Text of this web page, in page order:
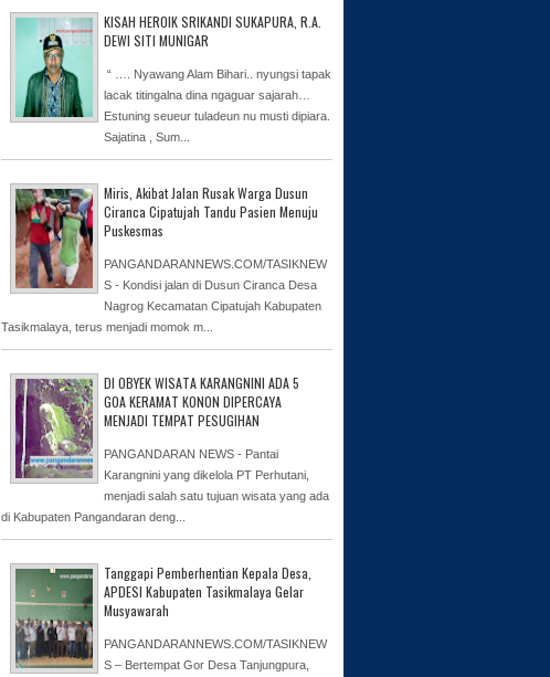
KISAH HEROIK SRIKANDI SUKAPURA, R.A.
DEWI SITI MUNIGAR
“ …. Nyawang Alam Bihari.. nyungsi tapak
lacak titingalna dina ngaguar sajarah…
Estuning seueur tuladeun nu musti dipiara.
Sajatina , Sum...
Miris, Akibat Jalan Rusak Warga Dusun
Ciranca Cipatujah Tandu Pasien Menuju
Puskesmas
PANGANDARANNEWS.COM/TASIKNEW
S - Kondisi jalan di Dusun Ciranca Desa
Nagrog Kecamatan Cipatujah Kabupaten
Tasikmalaya, terus menjadi momok m...
DI OBYEK WISATA KARANGNINI ADA 5
GOA KERAMAT KONON DIPERCAYA
MENJADI TEMPAT PESUGIHAN
PANGANDARAN NEWS - Pantai
Karangnini yang dikelola PT Perhutani,
menjadi salah satu tujuan wisata yang ada
di Kabupaten Pangandaran deng...
Tanggapi Pemberhentian Kepala Desa,
APDESI Kabupaten Tasikmalaya Gelar
Musyawarah
PANGANDARANNEWS.COM/TASIKNEW
S – Bertempat Gor Desa Tanjungpura,